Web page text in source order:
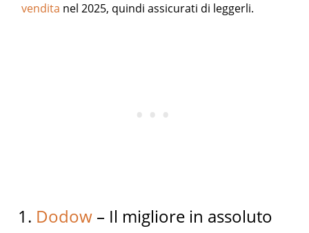
vendita nel 2025, quindi assicurati di leggerli.
1. Dodow – Il migliore in assoluto